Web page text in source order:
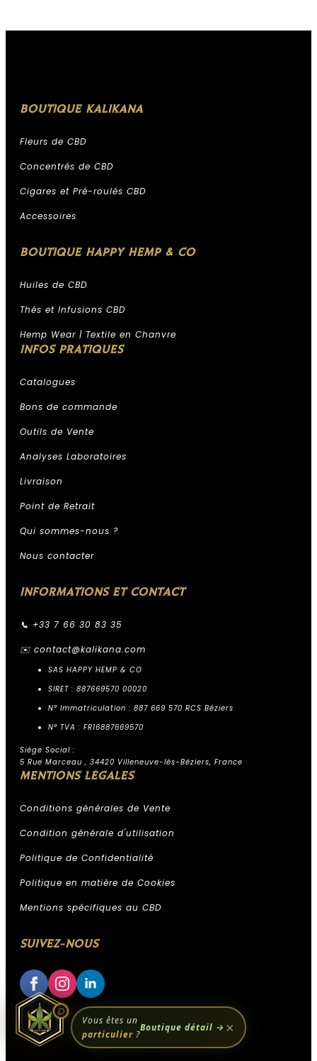
BOUTIQUE KALIKANA
Fleurs de CBD
Concentrés de CBD
Cigares et Pré-roulés CBD
Accessoires
BOUTIQUE HAPPY HEMP & CO
Huiles de CBD
Thés et Infusions CBD
Hemp Wear | Textile en Chanvre
INFOS PRATIQUES
Catalogues
Bons de commande
Outils de Vente
Analyses Laboratoires
Livraison
Point de Retrait
Qui sommes-nous ?
Nous contacter
INFORMATIONS ET CONTACT
📞 +33 7 66 30 83 35
✉️ contact@kalikana.com
SAS HAPPY HEMP & CO
SIRET : 887669570 00020
N° Immatriculation : 887 669 570 RCS Béziers
N° TVA : FR16887669570
Siège Social :
5 Rue Marceau , 34420 Villeneuve-lès-Béziers, France
MENTIONS LÉGALES
Conditions générales de Vente
Condition générale d'utilisation
Politique de Confidentialité
Politique en matière de Cookies
Mentions spécifiques au CBD
SUIVEZ-NOUS
Vous êtes un
particulier?
Boutique détail → ×
Assistant Kali Kana
ESPACE PROFESSIONNEL KALI
KANA
IA, réponses instantanées,
Conseiller disponible 24h/24
Accès à votre historique commandes
Restez connectés — ça arrive bientôt.